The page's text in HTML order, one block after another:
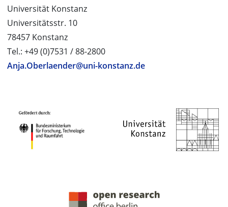
Universität Konstanz
Universitätsstr. 10
78457 Konstanz
Tel.: +49 (0)7531 / 88-2800
Anja.Oberlaender@uni-konstanz.de